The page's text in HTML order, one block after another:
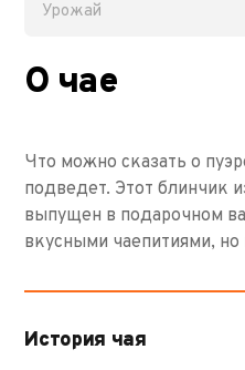
Урожай
О чае
Что можно сказать о
подведет. Этот блинчик
выпущен в подарочном
вкусными чаепитиями,
История чая